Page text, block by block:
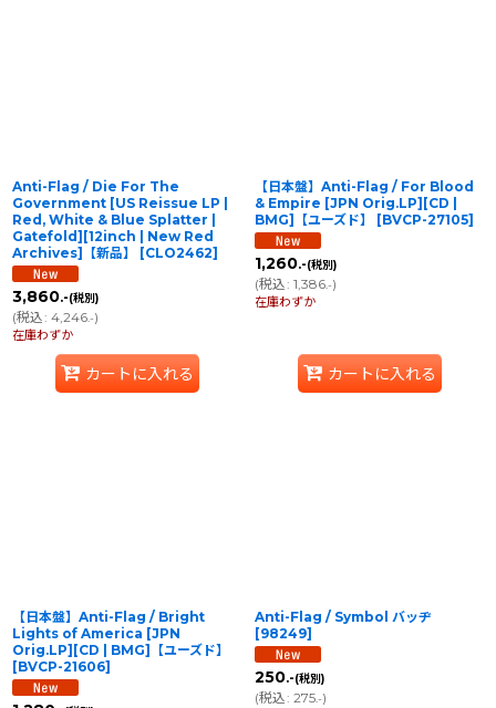
Anti-Flag / Die For The
Government [US Reissue LP |
Red, White & Blue Splatter |
Gatefold][12inch | New Red
Archives]【新品】
[CLO2462]
3,860.-(税別)
(税込: 4,246.-)
在庫わずか
カートに入れる
【日本盤】Anti-Flag / For Blood
& Empire [JPN Orig.LP][CD |
BMG]【ユーズド】
[BVCP-27105]
1,260.-(税別)
(税込: 1,386.-)
在庫わずか
カートに入れる
【日本盤】Anti-Flag / Bright
Lights of America [JPN
Orig.LP][CD | BMG]【ユーズド】
[BVCP-21606]
Anti-Flag / Symbol バッヂ
[98249]
250.-(税別)
(税込: 275.-)